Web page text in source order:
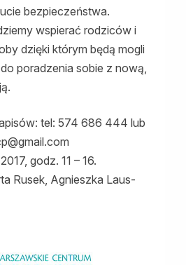
bezpieczeństwa.
wspierać rodziców i
dzięki którym będą mogli
poradzenia sobie z nową,
tel: 574 686 444 lub
godz. 11 – 16.
Rusek, Agnieszka Laus-